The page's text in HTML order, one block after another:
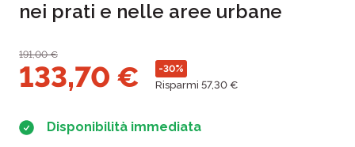
nei prati e nelle aree urbane
191,00€
133,70 € -30%
Risparmi 57,30 €
Disponibilità immediata